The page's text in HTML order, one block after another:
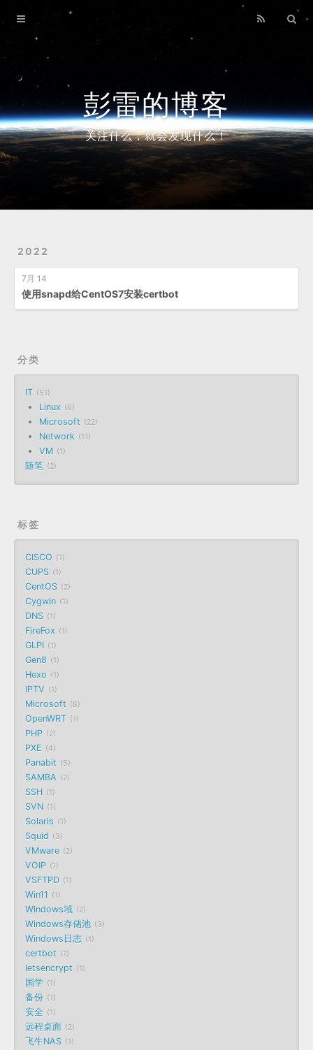
彭雷的博客
关注什么，就会发现什么！
2022
7月 14
使用snapd给CentOS7安装certbot
分类
IT 51
Linux 6
Microsoft 22
Network 11
VM 1
随笔 2
标签
CISCO 1
CUPS 1
CentOS 2
Cygwin 1
DNS 1
FireFox 1
GLPI 1
Gen8 1
Hexo 1
IPTV 1
Microsoft 8
OpenWRT 1
PHP 2
PXE 4
Panabit 5
SAMBA 2
SSH 1
SVN 1
Solaris 1
Squid 3
VMware 2
VOIP 1
VSFTPD 1
Win11 1
Windows域 2
Windows存储池 3
Windows日志 1
certbot 1
letsencrypt 1
国学 1
备份 1
安全 1
远程桌面 2
飞牛NAS 1
首页
常用脚本
HomeNAS
归档